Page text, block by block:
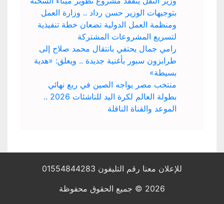
بتوجيهات الوزير حسن رداد .. وزارة العمل
ومنظمة العمل الدولية تضعان خطة تنفيذية
لتسريع المشروعات المشتركة
رامي جمال يحتفي بانتقال محمد صلاح إلى
طرابزون سبور بأغنية جديدة .. ويعلق: «هدية
بسيطة»
منتخب مصر يواجه الصين في ربع نهائي
بطولة العالم لكرة اليد للناشئات 2026 ..
الموعد والقناة الناقلة
للإعلان معنا رقم التليفون 01554844283
2026 © جميع الحقوق محفوظة